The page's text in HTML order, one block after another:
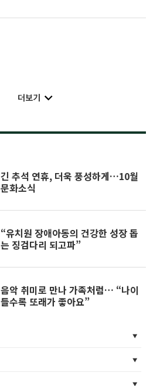
더보기
긴 추석 연휴, 더욱 풍성하게…10월
문화소식
“유치원 장애아동의 건강한 성장 돕
는 징검다리 되고파”
음악 취미로 만나 가족처럼… “나이
들수록 또래가 좋아요”